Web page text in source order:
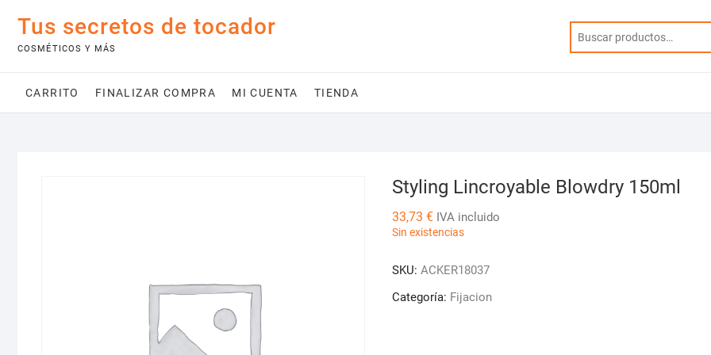
contenido
Tus secretos de tocador
COSMÉTICOS Y MÁS
CARRITO FINALIZAR COMPRA MI CUENTA TIENDA
Styling Lincroyable Blowdry 150ml
33,73 € IVA incluido
Sin existencias
SKU: ACKER18037
Categoría: Fijacion